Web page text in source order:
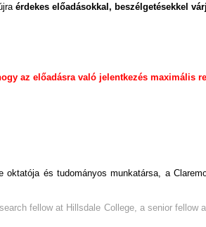
érdekes előadásokkal, beszélgetésekkel
az előadásra való jelentkezés maximális
oktatója és tudományos munkatársa, a
fellow at Hillsdale College, a senior